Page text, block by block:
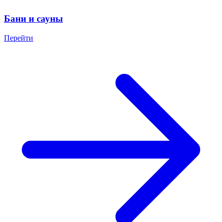
Бани и сауны
Перейти